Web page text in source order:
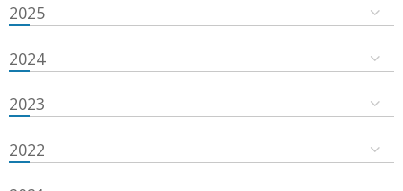
2025
2024
2023
2022